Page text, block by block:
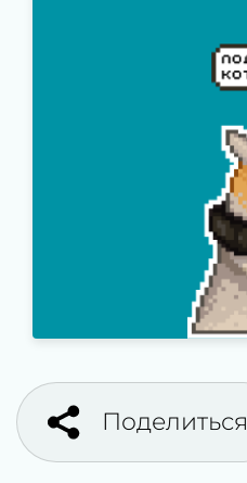
Поделиться